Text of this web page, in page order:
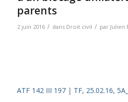
parents
2 juin 2016 / dans Droit civil / par Julien
ATF 142 III 197| TF, 25.02.16,